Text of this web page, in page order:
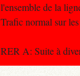
l'ensemble de la
Trafic normal sur
RER A: Suite à